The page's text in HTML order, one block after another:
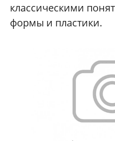
классическими
формы и пластики.